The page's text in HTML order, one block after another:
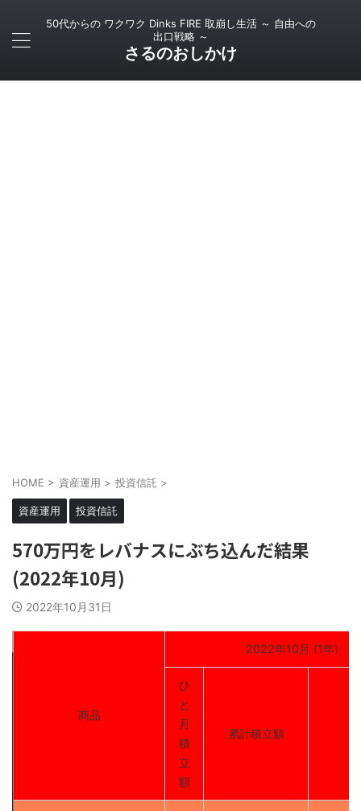
50代からの ワクワク Dinks FIRE 取崩し生活 ～ 自由への
出口戦略 ～
さるのおしかけ
HOME > 資産運用 > 投資信託 >
資産運用 投資信託
570万円をレバナスにぶち込んだ結果
(2022年10月)
2022年10月31日
商品
2022年10月 (1年)
ひ
と
月
積
立
額
累計積立額